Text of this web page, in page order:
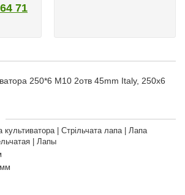
71
250*6 M10 2отв 45mm Italy, 250x6
культиватора | Стрільчата лапа | Лапа
| Лапы